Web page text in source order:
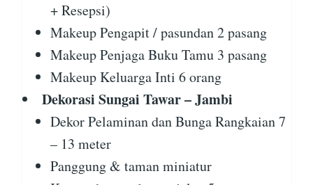
+ Resepsi)
Makeup Pengapit / pasundan 2 pasang
Makeup Penjaga Buku Tamu 3 pasang
Makeup Keluarga Inti 6 orang
Dekorasi Sungai Tawar – Jambi
Dekor Pelaminan dan Bunga Rangkaian 7
– 13 meter
Panggung & taman miniatur